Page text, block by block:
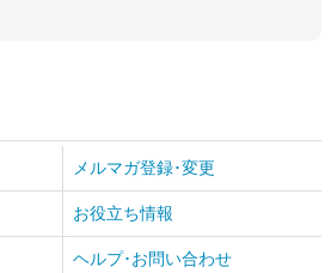
メルマガ登録･変更
お役立ち情報
ヘルプ･お問い合わせ